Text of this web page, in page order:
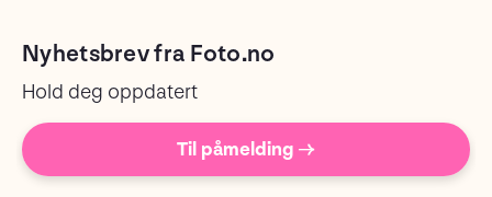
Nyhetsbrev fra Foto.no
Hold deg oppdatert
Til påmelding →